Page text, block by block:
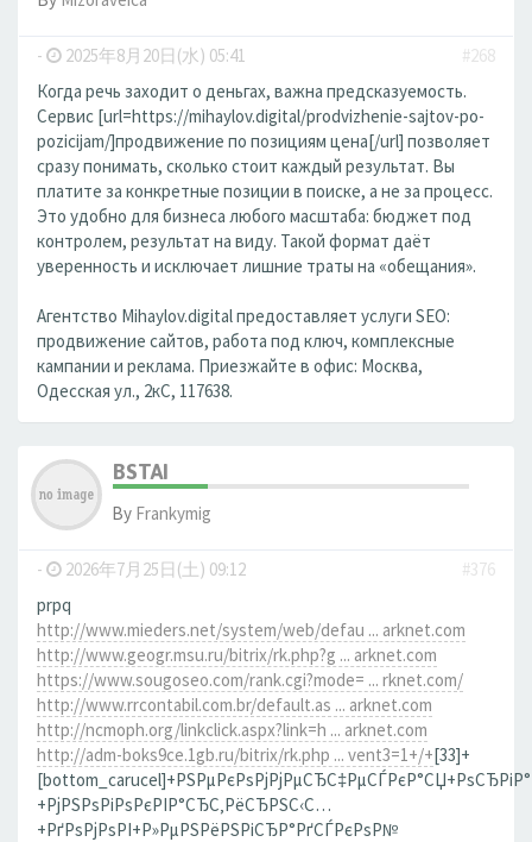
- 2025年8月20日(水) 05:41
#268
Когда речь заходит о деньгах, важна предсказуемость.
Сервис [url=https://mihaylov.digital/prodvizhenie-sajtov-po-
pozicijam/]продвижение по позициям цена[/url] позволяет
сразу понимать, сколько стоит каждый результат. Вы
платите за конкретные позиции в поиске, а не за процесс.
Это удобно для бизнеса любого масштаба: бюджет под
контролем, результат на виду. Такой формат даёт
уверенность и исключает лишние траты на «обещания».
Агентство Mihaylov.digital предоставляет услуги SEO:
продвижение сайтов, работа под ключ, комплексные
кампании и реклама. Приезжайте в офис: Москва,
Одесская ул., 2кС, 117638.
BSTAI
By Frankymig
- 2026年7月25日(土) 09:12
#376
prpq
http://www.mieders.net/system/web/defau ... arknet.com
http://www.geogr.msu.ru/bitrix/rk.php?g ... arknet.com
https://www.sougoseo.com/rank.cgi?mode= ... rknet.com/
http://www.rrcontabil.com.br/default.as ... arknet.com
http://ncmoph.org/linkclick.aspx?link=h ... arknet.com
http://adm-boks9ce.1gb.ru/bitrix/rk.php ... vent3=1+/+[33]+
+РјРЅРѕРіРѕРєРІР°СЂС‚РёСЂРЅС‹С…
+РґРѕРјРѕРІ+Р»РµРЅРёРЅРіСЂР°РґСЃРєРѕР№